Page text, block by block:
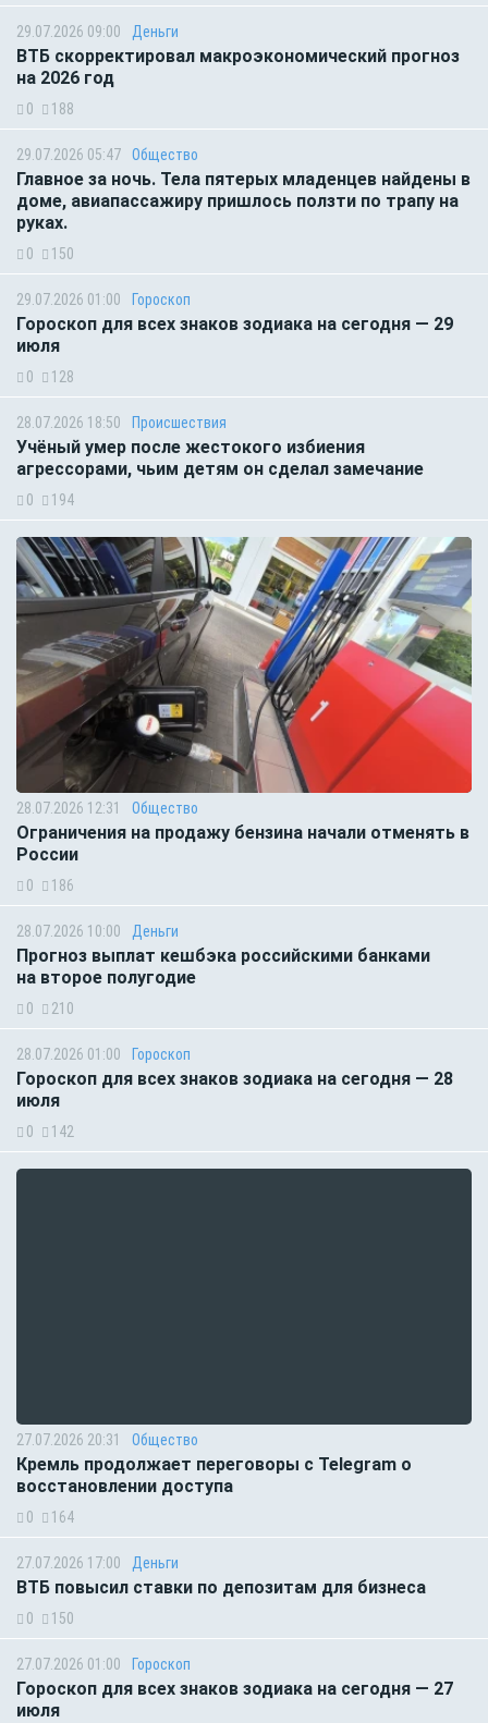
29.07.2026 09:00 Деньги
ВТБ скорректировал макроэкономический прогноз
на 2026 год
0 188
29.07.2026 05:47 Общество
Главное за ночь. Тела пятерых младенцев найдены в
доме, авиапассажиру пришлось ползти по трапу на
руках.
0 150
29.07.2026 01:00 Гороскоп
Гороскоп для всех знаков зодиака на сегодня — 29
июля
0 128
28.07.2026 18:50 Происшествия
Учёный умер после жестокого избиения
агрессорами, чьим детям он сделал замечание
0 194
28.07.2026 12:31 Общество
Ограничения на продажу бензина начали отменять в
России
0 186
28.07.2026 10:00 Деньги
Прогноз выплат кешбэка российскими банками
на второе полугодие
0 210
28.07.2026 01:00 Гороскоп
Гороскоп для всех знаков зодиака на сегодня — 28
июля
0 142
27.07.2026 20:31 Общество
Кремль продолжает переговоры с Telegram о
восстановлении доступа
0 164
27.07.2026 17:00 Деньги
ВТБ повысил ставки по депозитам для бизнеса
0 150
27.07.2026 01:00 Гороскоп
Гороскоп для всех знаков зодиака на сегодня — 27
июля